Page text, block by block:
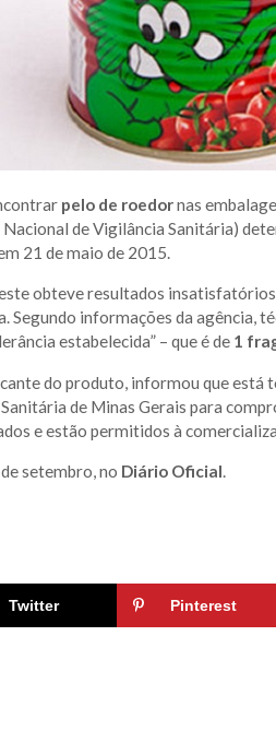
pelo de roedornas
Nacional de Vigilância Sanitária)
21 de maio de 2015.
obteve resultados
Segundo informações da agência,
estabelecida” – que é de 1
do produto, informou que
de Minas Gerais para
e estão permitidos à
setembro, no Diário Oficial.
Twitter Pinterest